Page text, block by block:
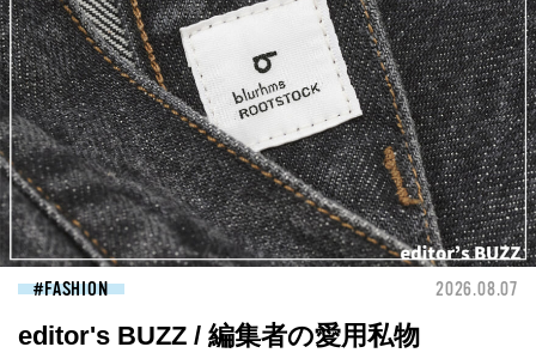
FASHION 2026.08.07
editor's BUZZ / 編集者の愛用私物